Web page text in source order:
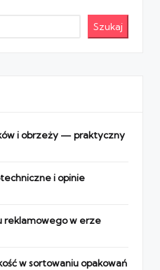
Szukaj
i obrzeży — praktyczny
i opinie
reklamowego w erze
w sortowaniu opakowań